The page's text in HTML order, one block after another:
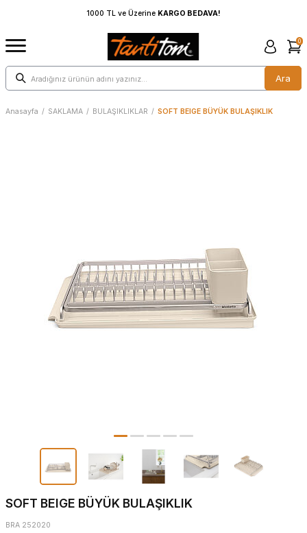
1000 TL ve ÜzerineKARGO BEDAVA!
Ara
0
Anasayfa / SAKLAMA / BULAŞIKLIKLAR / SOFT BEIGE BÜYÜK BULAŞIKLIK
SOFT BEIGE BÜYÜK BULAŞIKLIK
BRA 252020